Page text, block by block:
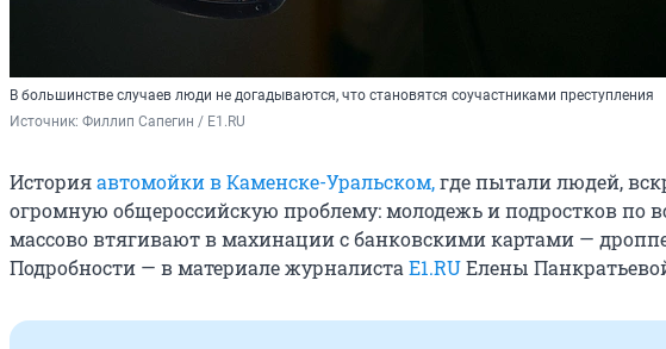
В большинстве случаев люди не догадываются, что становятся соучастниками преступления
Источник: Филлип Сапегин / E1.RU
Историяавтомойки в Каменске-Уральском,где пытали людей,
огромную общероссийскую проблему: молодежь и подростков по
массово втягивают в махинации с банковскими картами —
Подробности — в материале журналиста Е1.RUЕлены